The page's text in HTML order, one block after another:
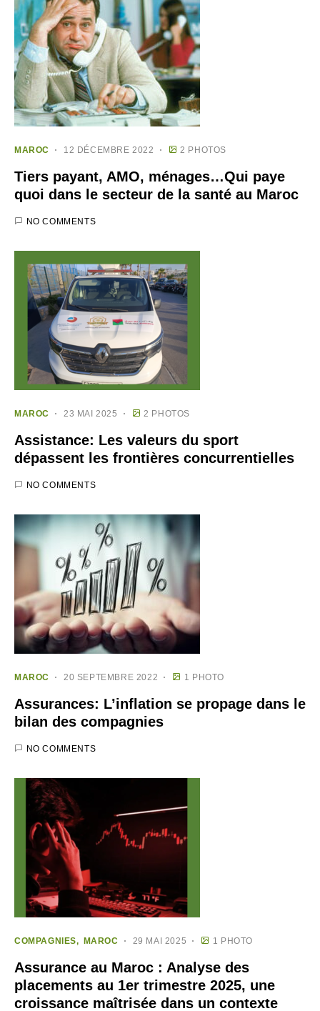
MAROC 12 DÉCEMBRE 2022 2 PHOTOS
Tiers payant, AMO, ménages…Qui paye
quoi dans le secteur de la santé au Maroc
NO COMMENTS
MAROC 23 MAI 2025 2 PHOTOS
Assistance: Les valeurs du sport
dépassent les frontières concurrentielles
NO COMMENTS
MAROC 20 SEPTEMBRE 2022 1 PHOTO
Assurances: L’inflation se propage dans le
bilan des compagnies
NO COMMENTS
COMPAGNIES MAROC 29 MAI 2025 1 PHOTO
Assurance au Maroc : Analyse des
placements au 1er trimestre 2025, une
croissance maîtrisée dans un contexte